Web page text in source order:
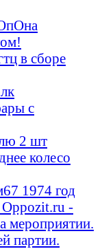
в сборе
с
2 шт
колесо
1974 год
-
мероприятии.
партии.